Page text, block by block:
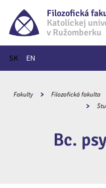
Filozofická
Katolíckej
v Ružomberku
SK EN
Hlavné menu
Fakulty Filozofická fakulta
Bc.